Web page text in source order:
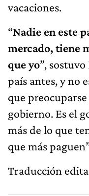
vacaciones.
“Nadie en este
mercado, tiene
que yo”,
país antes, y no
que
gobierno. Es el
más de lo que
que más
Traducción